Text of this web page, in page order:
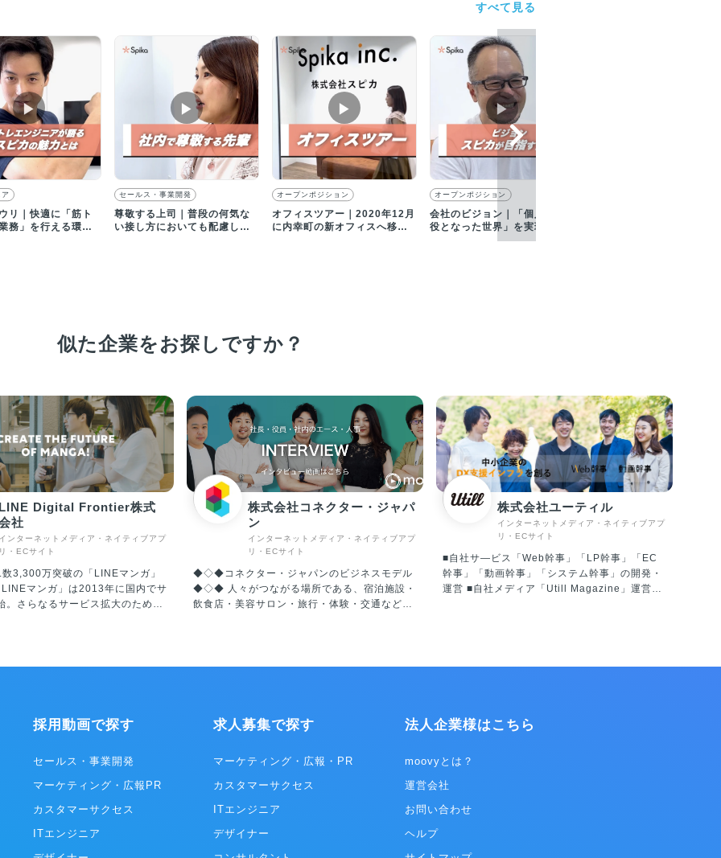
すべて見る
▶︎
リ｜快適に「筋ト
務」を行える環境
▶︎
セールス・事業開発
尊敬する上司｜普段の何気な
い接し方においても配慮して
▶︎
オープンポジション
オフィスツアー｜2020年12月
に内幸町の新オフィスへ移転
▶︎
オープンポジション
会社のビジョン｜「個人が主
役となった世界」を実現する
ために「ネイルブック」を運
似た企業をお探しですか？
Digital Frontier株式
社
ンターネットメディア・ネイティブアプ
・ECサイト
3,300万突破の「LINEマンガ」
。さらなるサービス拡大のため、
会社となり、現在は“WEBTOON
国民的サービス」を目指し、エン
、電子コミックを中心としたプラ
の連合体。代表的なプラットフォ
マンガ」（日本/LINE Digital
社）、「WEBTOON」（北中南
株式会社コネクター・ジャパ
ン
インターネットメディア・ネイティブアプ
リ・ECサイト
◆◇◆コネクター・ジャパンのビジネスモデル
◆◇◆ 人々がつながる場所である、宿泊施設・
飲食店・美容サロン・旅行・体験・交通など、
れがコネクター・ジャパンが創業より大切にし
らず、さらに重要性は高まっていると言えま
がらも、心が揺さぶられるリアルな現場をしっ
歩むお手伝いをする、これを世界規模で実現す
ることが我々のビジョンです。 ◎ホテルマーケ
ティング事業 ホテルマーケティング事業は、ホ
テルや旅館などの宿泊施設に向け、IT活用の促
株式会社ユーティル
インターネットメディア・ネイティブアプ
リ・ECサイト
■自社サ―ビス「Web幹事」「LP幹事」「EC
幹事」「動画幹事」「システム幹事」の開発・
運営 ■自社メディア「Utill Magazine」運営
という想いから創ったサービスです。情報の非
採用動画で探す
セールス・事業開発
マーケティング・広報PR
カスタマーサクセス
ITエンジニア
求人募集で探す
マーケティング・広報・PR
カスタマーサクセス
ITエンジニア
デザイナー
法人企業様はこちら
moovyとは？
運営会社
お問い合わせ
ヘルプ